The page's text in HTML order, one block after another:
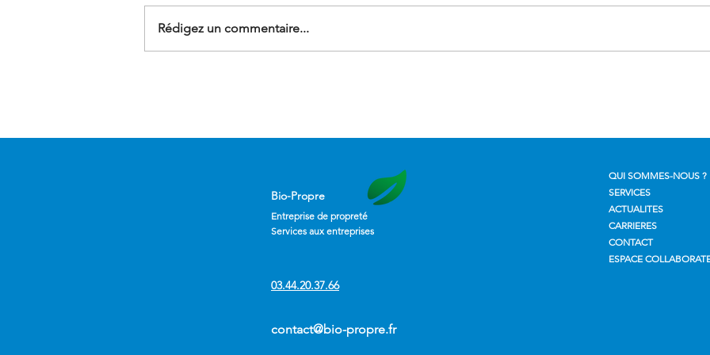
Rédigez un commentaire...
Bio-Propre
Entreprise de propreté
Services aux entreprises
QUI SOMMES-NOUS ?
SERVICES
ACTUALITES
CARRIERES
CONTACT
ESPACE
03.44.20.37.66
contact@bio-propre.fr